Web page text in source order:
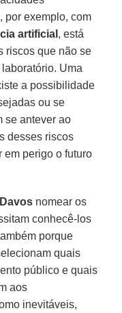
por exemplo, com
artificial , está
riscos que não se
Uma
a possibilidade
ou se
se antever ao
desses riscos
em perigo o futuro
nomear os
conhecê-los
porque
quais
público e quais
aos
inevitáveis,